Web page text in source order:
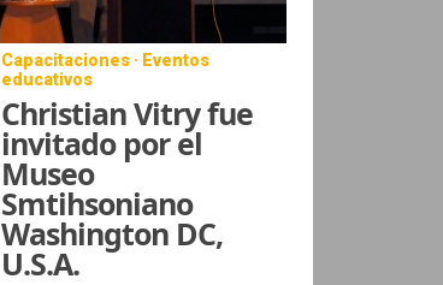
Capacitaciones · Eventos
educativos
Christian Vitry fue
invitado por el
Museo
Smtihsoniano
Washington DC,
U.S.A.